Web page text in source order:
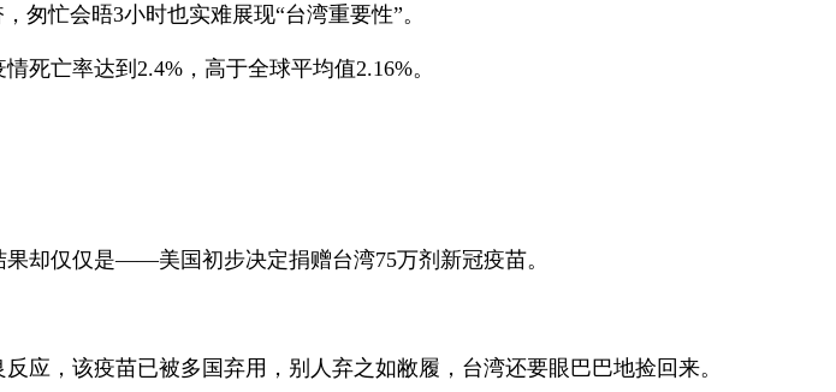
忙会晤3小时也实难展现“台湾重要性”。
亡率达到2.4%，高于全球平均值2.16%。
却仅仅是——美国初步决定捐赠台湾75万剂新冠疫苗。
，该疫苗已被多国弃用，别人弃之如敝履，台湾还要眼巴巴地捡回来。